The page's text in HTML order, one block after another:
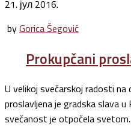
21. јул 2016.
byGorica Šegović
Prokupčani
U velikoj svečarskoj radosti na
proslavljena je gradska slava
svečanost je otpočela